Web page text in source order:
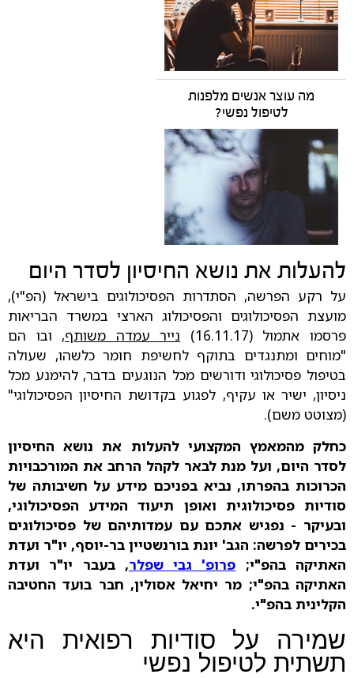
מה עוצר אנשים מלפנות
לטיפול נפשי?
להעלות את נושא החיסיון לסדר היום
על רקע הפרשה, הסתדרות הפסיכולוגים בישראל (הפ"י),
מועצת הפסיכולוגים והפסיכולוג הארצי במשרד הבריאות
פרסמו אתמול (16.11.17)
נייר עמדה משותף, ובו הם
"מוחים ומתנגדים בתוקף לחשיפת חומר כלשהו, שעולה
בטיפול פסיכולוגי ודורשים מכל הנוגעים בדבר, להימנע מכל
ניסיון, ישיר או עקיף, לפגוע בקדושת החיסיון הפסיכולוגי"
(מצוטט משם).
כחלק מהמאמץ המקצועי להעלות את נושא החיסיון
לסדר היום, ועל מנת לבאר לקהל הרחב את המורכבויות
הכרוכות בהפרתו, נביא בפניכם מידע על חשיבותה של
סודיות פסיכולוגית ואופן תיעוד המידע הפסיכולוגי,
ובעיקר - נפגיש אתכם עם עמדותיהם של פסיכולוגים
בכירים לפרשה: הגב' יונת בורנשטיין בר-יוסף, יו"ר ועדת
האתיקה בהפ"י; פרופ' גבי שפלר, בעבר יו"ר ועדת
האתיקה בהפ"י; מר יחיאל אסולין, חבר בועד החטיבה
הקלינית בהפ"י.
שמירה על סודיות רפואית היא
תשתית לטיפול נפשי